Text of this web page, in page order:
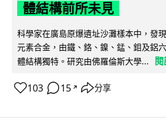
體結構前所未見
科學家在廣島原爆遺址沙灘樣本中，發
元素合金，由鐵、鉻、鎳、錳、鉬及鋁
體結構獨特。研究由佛羅倫斯大學...
103 15 ↗ 分享